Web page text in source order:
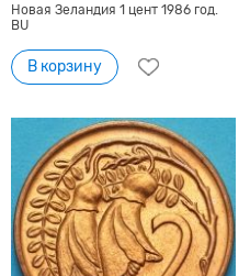
Новая Зеландия 1 цент 1986 год.
BU
В корзину